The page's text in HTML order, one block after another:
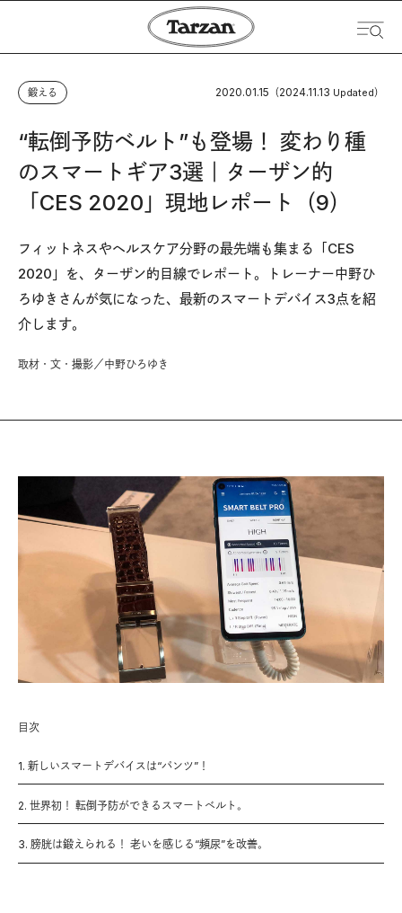
鍛える 2020.01.15 （2024.11.13 Updated）
“転倒予防ベルト”も登場！ 変わり種
のスマートギア3選｜ターザン的
「CES 2020」現地レポート（9）
フィットネスやヘルスケア分野の最先端も集まる「CES
2020」を、ターザン的目線でレポート。トレーナー中野ひ
ろゆきさんが気になった、最新のスマートデバイス3点を紹
介します。
取材・文・撮影／中野ひろゆき
目次
1. 新しいスマートデバイスは“パンツ”！
2. 世界初！ 転倒予防ができるスマートベルト。
3. 膀胱は鍛えられる！ 老いを感じる“頻尿”を改善。